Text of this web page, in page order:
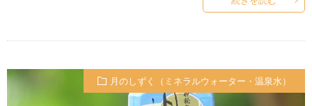
月のしずく（ミネラルウォーター・温泉水）